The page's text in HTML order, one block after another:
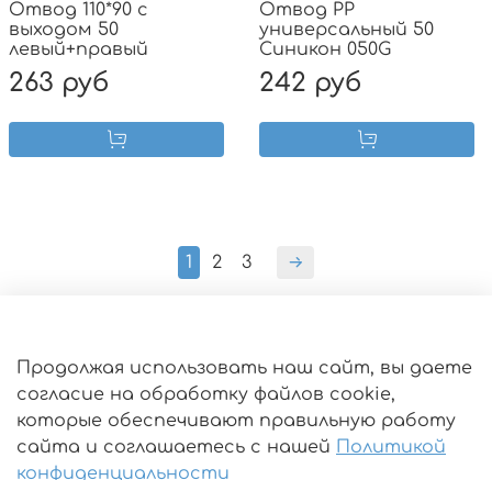
Отвод 110*90 с
выходом 50
левый+правый
263 руб
Отвод PP
универсальный 50
Синикон 050G
242 руб
1 2 3
Оферта
Пользовательское соглашение
Политика конфиденциальности
Условия обмена и возврата
Продолжая использовать наш сайт, вы даете
согласие на обработку файлов cookie,
которые обеспечивают правильную работу
сайта и соглашаетесь с нашей Политикой
конфиденциальности